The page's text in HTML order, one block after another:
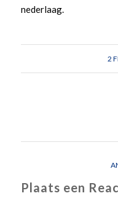
nederlaag.
2
Plaats een